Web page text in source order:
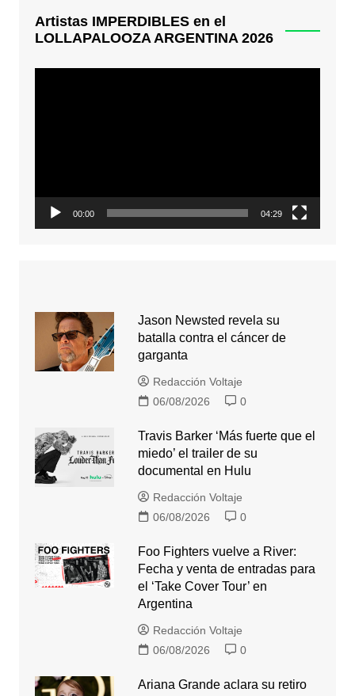
Artistas IMPERDIBLES en el
LOLLAPALOOZA ARGENTINA 2026
00:00 04:29
Jason Newsted revela su
batalla contra el cáncer de
garganta
Redacción Voltaje
06/08/2026
0
Travis Barker ‘Más fuerte que el
miedo’ el trailer de su
documental en Hulu
Redacción Voltaje
06/08/2026
0
Foo Fighters vuelve a River:
Fecha y venta de entradas para
el ‘Take Cover Tour’ en
Argentina
Redacción Voltaje
06/08/2026
0
Ariana Grande aclara su retiro